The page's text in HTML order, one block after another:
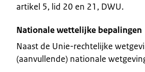
artikel 5, lid 20 en 21, DWU.
Nationale wettelijke bepalingen
Naast de Unie-rechtelijke
(aanvullende) nationale